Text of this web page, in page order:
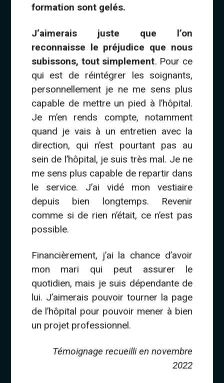
formation sont gelés.
J‘aimerais juste que l’on
reconnaisse le préjudice que nous
subissons, tout simplement. Pour ce
qui est de réintégrer les soignants,
personnellement je ne me sens plus
capable de mettre un pied à l’hôpital.
Je m’en rends compte, notamment
quand je vais à un entretien avec la
direction, qui n’est pourtant pas au
sein de l’hôpital, je suis très mal. Je ne
me sens plus capable de repartir dans
le service. J’ai vidé mon vestiaire
depuis bien longtemps. Revenir
comme si de rien n’était, ce n’est pas
possible.
Financièrement, j’ai la chance d’avoir
mon mari qui peut assurer le
quotidien, mais je suis dépendante de
lui. J’aimerais pouvoir tourner la page
de l’hôpital pour pouvoir mener à bien
un projet professionnel.
Témoignage recueilli en novembre
2022